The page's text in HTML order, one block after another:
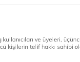
ve üyeleri,
kişilerin telif hakkı sahibi